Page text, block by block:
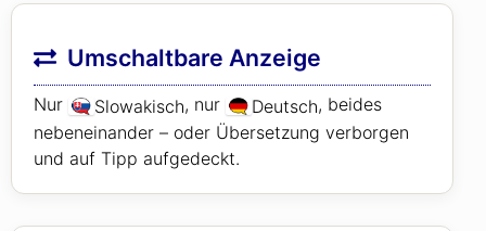
Umschaltbare Anzeige
Nur Slowakisch, nur Deutsch, beides
nebeneinander – oder Übersetzung verborgen
und auf Tipp aufgedeckt.